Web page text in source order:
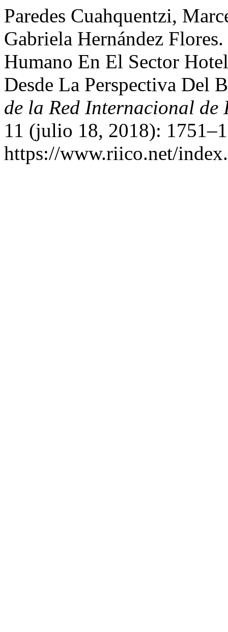
Paredes Cuahquentzi,
Gabriela Hernández
Humano En El Sector
Desde La Perspectiva Del
de la Red Internacional de
11 (julio 18, 2018):
https://www.riico.net/